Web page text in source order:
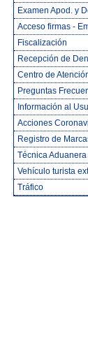
Examen Apod. y
Acceso firmas -
Fiscalización
Recepción de
Centro de
Preguntas
Información al
Acciones
Registro de
Técnica Aduanera
Vehículo turista
Tráfico